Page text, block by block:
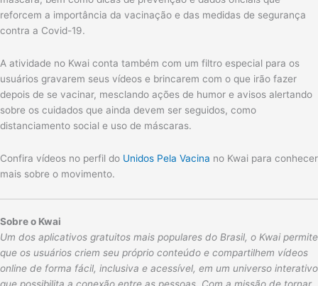
reforcem a importância da vacinação e das medidas de segurança
contra a Covid-19.
A atividade no Kwai conta também com um filtro especial para os
usuários gravarem seus vídeos e brincarem com o que irão fazer
depois de se vacinar, mesclando ações de humor e avisos alertando
sobre os cuidados que ainda devem ser seguidos, como
distanciamento social e uso de máscaras.
Confira vídeos no perfil do Unidos Pela Vacina no Kwai para conhecer
mais sobre o movimento.
Sobre o Kwai
Um dos aplicativos gratuitos mais populares do Brasil, o Kwai permite
que os usuários criem seu próprio conteúdo e compartilhem vídeos
online de forma fácil, inclusiva e acessível, em um universo interativo